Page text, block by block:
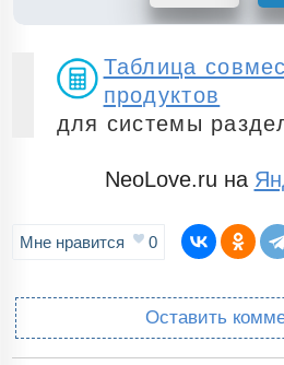
Таблица
продуктов
для системы
NeoLove.ru на
Мне нравится 0
Оставить